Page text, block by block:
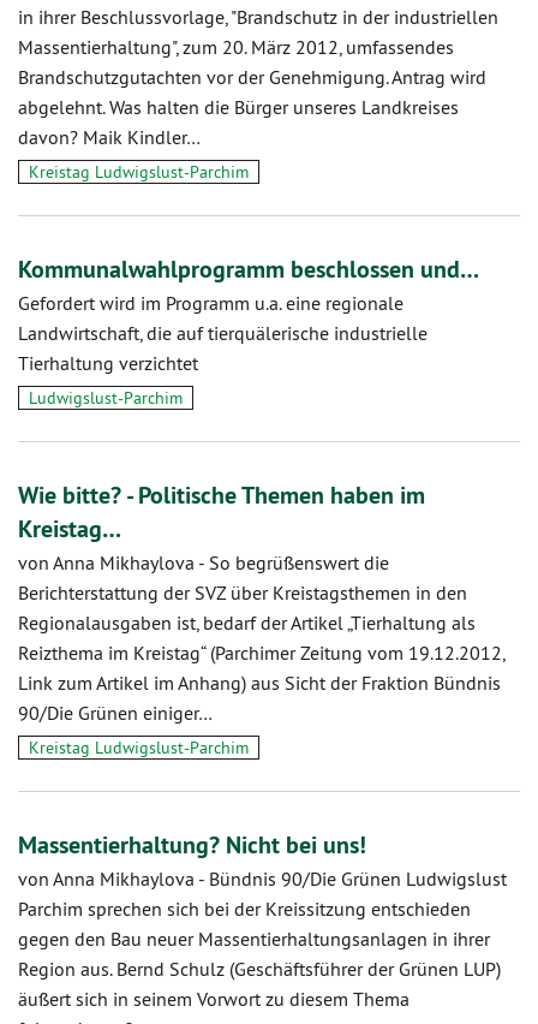
in ihrer Beschlussvorlage, "Brandschutz in der industriellen
Massentierhaltung", zum 20. März 2012, umfassendes
Brandschutzgutachten vor der Genehmigung. Antrag wird
abgelehnt. Was halten die Bürger unseres Landkreises
davon? Maik Kindler…
Kreistag Ludwigslust-Parchim
Kommunalwahlprogramm beschlossen und…
Gefordert wird im Programm u.a. eine regionale
Landwirtschaft, die auf tierquälerische industrielle
Tierhaltung verzichtet
Ludwigslust-Parchim
Wie bitte? - Politische Themen haben im
Kreistag…
von Anna Mikhaylova - So begrüßenswert die
Berichterstattung der SVZ über Kreistagsthemen in den
Regionalausgaben ist, bedarf der Artikel „Tierhaltung als
Reizthema im Kreistag“ (Parchimer Zeitung vom 19.12.2012,
Link zum Artikel im Anhang) aus Sicht der Fraktion Bündnis
90/Die Grünen einiger…
Kreistag Ludwigslust-Parchim
Massentierhaltung? Nicht bei uns!
von Anna Mikhaylova - Bündnis 90/Die Grünen Ludwigslust
Parchim sprechen sich bei der Kreissitzung entschieden
gegen den Bau neuer Massentierhaltungsanlagen in ihrer
Region aus. Bernd Schulz (Geschäftsführer der Grünen LUP)
äußert sich in seinem Vorwort zu diesem Thema